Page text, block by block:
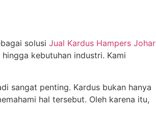
solusi Jual Kardus Hampers Johar
kebutuhan industri. Kami
sangat penting. Kardus bukan hanya
hal tersebut. Oleh karena itu,